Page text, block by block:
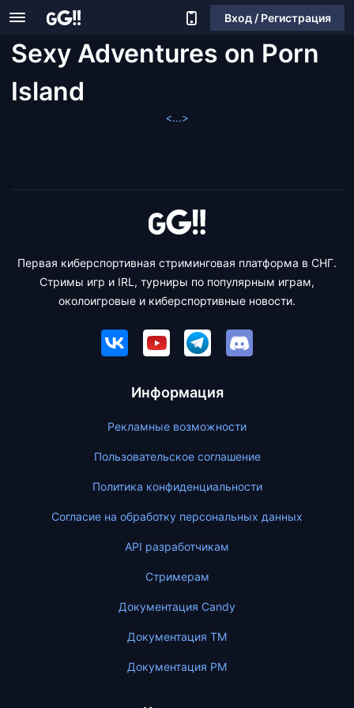
Вход / Регистрация
Sexy Adventures on Porn
Island
<...>
Первая киберспортивная стриминговая платформа в СНГ.
Стримы игр и IRL, турниры по популярным играм,
околоигровые и киберспортивные новости.
Информация
Рекламные возможности
Пользовательское соглашение
Политика конфиденциальности
Согласие на обработку персональных данных
API разработчикам
Стримерам
Документация Candy
Документация ТМ
Документация PM